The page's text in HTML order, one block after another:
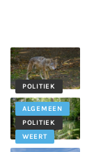
POLITIEK
ALGEMEEN
POLITIEK
WEERT